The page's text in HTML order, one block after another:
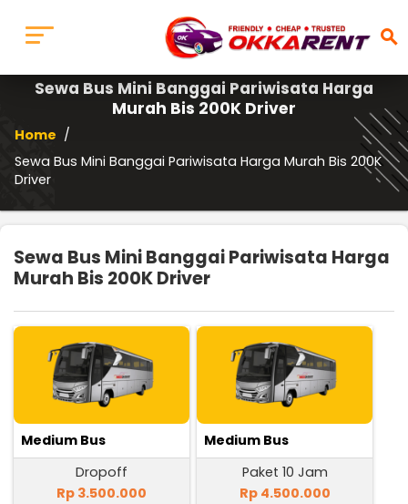
search
Sewa Bus Mini Banggai Pariwisata Harga
Murah Bis 200K Driver
Home /
Sewa Bus Mini Banggai Pariwisata Harga Murah Bis 200K
Driver
Sewa Bus Mini Banggai Pariwisata Harga
Murah Bis 200K Driver
Medium Bus
Dropoff
Rp 3.500.000
Medium Bus
Paket 10 Jam
Rp 4.500.000